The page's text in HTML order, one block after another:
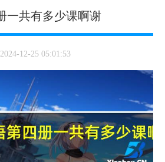
一共有多少课啊谢
2024-12-25 05:01:53